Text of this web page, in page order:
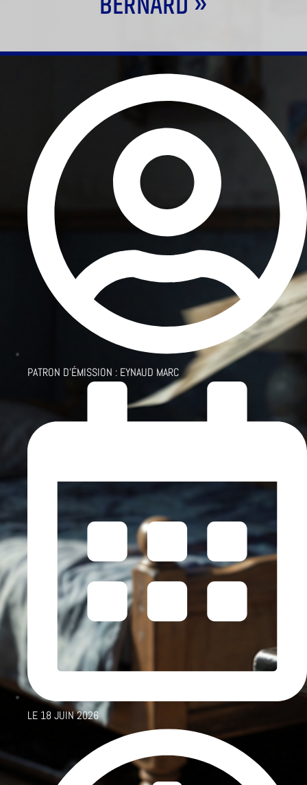
PATRON D'ÉMISSION : EYNAUD MARC
LE 18 JUIN 2026